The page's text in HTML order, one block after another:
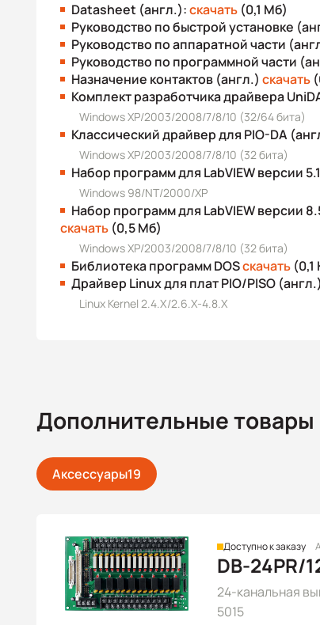
Datasheet (англ.):скачать (0,1 Мб)
Руководство по быстрой установке
Руководство по аппаратной части
Руководство по программной части
Назначение контактов (англ.) скачать
Комплект разработчика драйвера
Windows XP/2003/2008/7/8/10 (32/64 бита)
Классический драйвер для PIO-DA
Windows XP/2003/2008/7/8/10 (32 бита)
Набор программ для LabVIEW версии
Windows 98/NT/2000/XP
Набор программ для LabVIEW версии
скачать (0,5 Мб)
Windows XP/2003/2008/7/8/10 (32 бита)
Библиотека программ DOSскачать (0,1
Драйвер Linux для плат PIO/PISO
Linux Kernel 2.4.X/2.6.X-4.8.X
Дополнительные товары
Аксессуары19
Доступно к заказу
DB-24PR/
24-канальная
5015